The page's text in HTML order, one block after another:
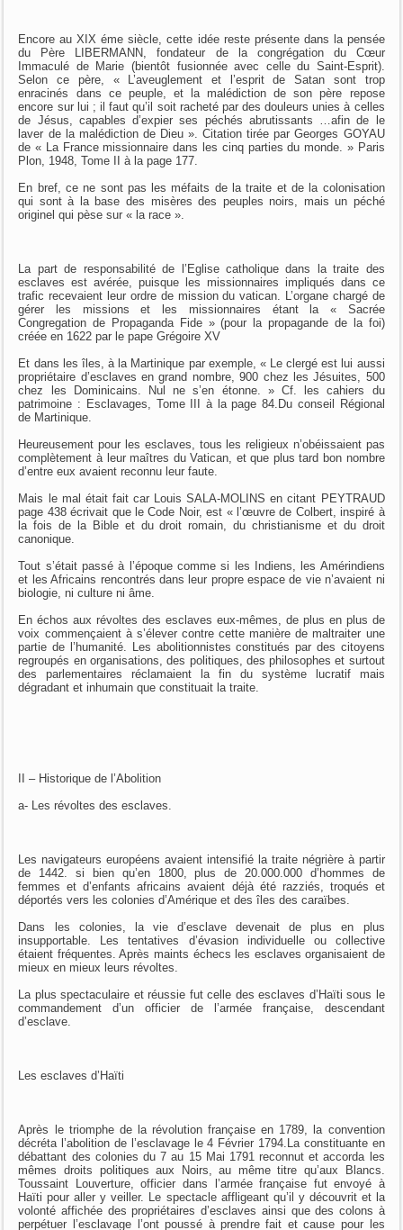
Encore au XIX éme siècle, cette idée reste présente dans la pensée
du Père LIBERMANN, fondateur de la congrégation du Cœur
Immaculé de Marie (bientôt fusionnée avec celle du Saint-Esprit).
Selon ce père, « L’aveuglement et l’esprit de Satan sont trop
enracinés dans ce peuple, et la malédiction de son père repose
encore sur lui ; il faut qu’il soit racheté par des douleurs unies à celles
de Jésus, capables d’expier ses péchés abrutissants …afin de le
laver de la malédiction de Dieu ». Citation tirée par Georges GOYAU
de « La France missionnaire dans les cinq parties du monde. » Paris
Plon, 1948, Tome II à la page 177.
En bref, ce ne sont pas les méfaits de la traite et de la colonisation
qui sont à la base des misères des peuples noirs, mais un péché
originel qui pèse sur « la race ».
La part de responsabilité de l’Eglise catholique dans la traite des
esclaves est avérée, puisque les missionnaires impliqués dans ce
trafic recevaient leur ordre de mission du vatican. L’organe chargé de
gérer les missions et les missionnaires étant la « Sacrée
Congregation de Propaganda Fide » (pour la propagande de la foi)
créée en 1622 par le pape Grégoire XV
Et dans les îles, à la Martinique par exemple, « Le clergé est lui aussi
propriétaire d’esclaves en grand nombre, 900 chez les Jésuites, 500
chez les Dominicains. Nul ne s’en étonne. » Cf. les cahiers du
patrimoine : Esclavages, Tome III à la page 84.Du conseil Régional
de Martinique.
Heureusement pour les esclaves, tous les religieux n’obéissaient pas
complètement à leur maîtres du Vatican, et que plus tard bon nombre
d’entre eux avaient reconnu leur faute.
Mais le mal était fait car Louis SALA-MOLINS en citant PEYTRAUD
page 438 écrivait que le Code Noir, est « l’œuvre de Colbert, inspiré à
la fois de la Bible et du droit romain, du christianisme et du droit
canonique.
Tout s’était passé à l’époque comme si les Indiens, les Amérindiens
et les Africains rencontrés dans leur propre espace de vie n’avaient ni
biologie, ni culture ni âme.
En échos aux révoltes des esclaves eux-mêmes, de plus en plus de
voix commençaient à s’élever contre cette manière de maltraiter une
partie de l’humanité. Les abolitionnistes constitués par des citoyens
regroupés en organisations, des politiques, des philosophes et surtout
des parlementaires réclamaient la fin du système lucratif mais
dégradant et inhumain que constituait la traite.
II – Historique de l’Abolition
a- Les révoltes des esclaves.
Les navigateurs européens avaient intensifié la traite négrière à partir
de 1442. si bien qu’en 1800, plus de 20.000.000 d’hommes de
femmes et d’enfants africains avaient déjà été razziés, troqués et
déportés vers les colonies d’Amérique et des îles des caraïbes.
Dans les colonies, la vie d’esclave devenait de plus en plus
insupportable. Les tentatives d’évasion individuelle ou collective
étaient fréquentes. Après maints échecs les esclaves organisaient de
mieux en mieux leurs révoltes.
La plus spectaculaire et réussie fut celle des esclaves d’Haïti sous le
commandement d’un officier de l’armée française, descendant
d’esclave.
Les esclaves d’Haïti
Après le triomphe de la révolution française en 1789, la convention
décréta l’abolition de l’esclavage le 4 Février 1794.La constituante en
débattant des colonies du 7 au 15 Mai 1791 reconnut et accorda les
mêmes droits politiques aux Noirs, au même titre qu’aux Blancs.
Toussaint Louverture, officier dans l’armée française fut envoyé à
Haïti pour aller y veiller. Le spectacle affligeant qu’il y découvrit et la
volonté affichée des propriétaires d’esclaves ainsi que des colons à
perpétuer l’esclavage l’ont poussé à prendre fait et cause pour les